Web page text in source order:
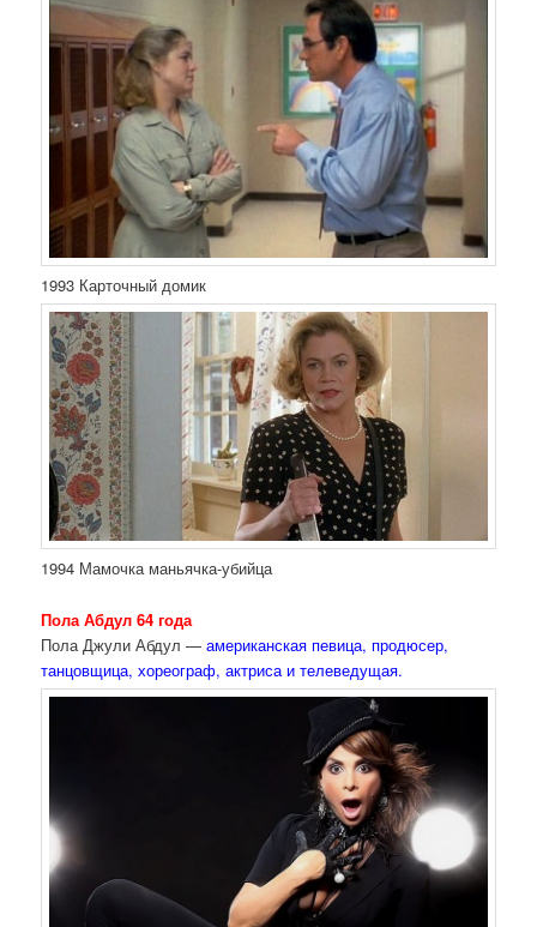
1993 Карточный домик
1994 Мамочка маньячка-убийца
Пола Абдул 64 года
Пола Джули Абдул —американская певица, продюсер,
танцовщица, хореограф, актриса и телеведущая.